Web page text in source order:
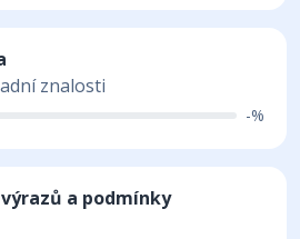
znalosti
-%
a podmínky